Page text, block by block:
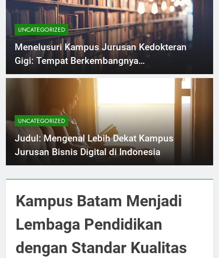
UNCATEGORIZED
Menelusuri Kampus Jurusan Kedokteran
Gigi: Tempat Berkembangnya
Profesionalisme dan Kesehatan Mulut
UNCATEGORIZED
Judul: Mengenal Lebih Dekat Kampus
Jurusan Bisnis Digital di Indonesia
Kampus Batam Menjadi
Lembaga Pendidikan
dengan Standar Kualitas